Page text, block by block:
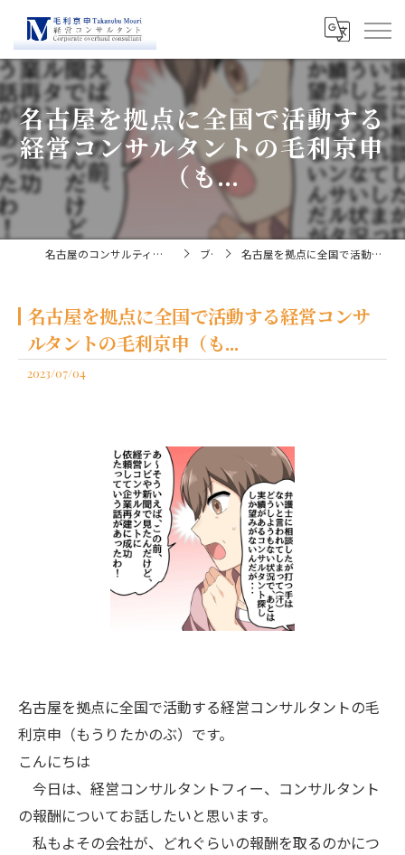
名古屋を拠点に全国で活動する
経営コンサルタントの毛利京申
（も...
名古屋のコンサルティングなら経営コンサルタント毛利京申 ブログ 名古屋を拠点に全国で活動する経営コンサルタントの毛利京申（も...
名古屋を拠点に全国で活動する経営コンサ
ルタントの毛利京申（も...
2023/07/04
名古屋を拠点に全国で活動する経営コンサルタントの毛
利京申（もうりたかのぶ）です。
こんにちは
今日は、経営コンサルタントフィー、コンサルタント
の報酬についてお話したいと思います。
私もよその会社が、どれぐらいの報酬を取るのかにつ